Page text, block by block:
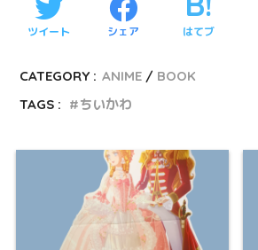
ツイート シェア はてブ
CATEGORY : ANIME
BOOK
TAGS :
ちいかわ